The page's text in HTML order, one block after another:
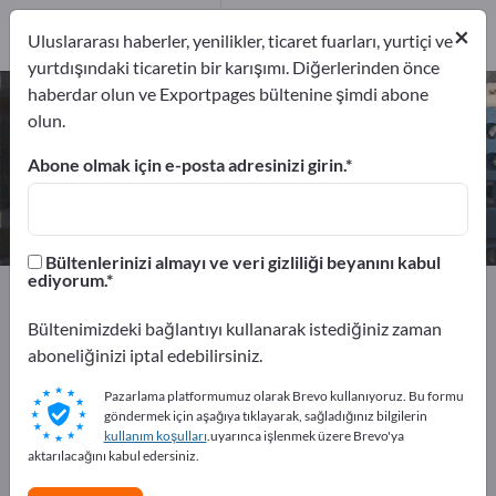
Orta gerilim anahtarlama sistemleri
Üreticiler1
Exportpages
Orta gerilim anahtarlama sistemleri
Exportpages'te ücretsiz reklam
verin!
İhtiyaçlar – Teklifler – İkinci El Ürünler – İş İletişim
×
Uluslararası haberler, yenilikler, ticaret fuarları, yurtiçi ve
yurtdışındaki ticaretin bir karışımı. Diğerlerinden önce
haberdar olun ve Exportpages bültenine şimdi abone
olun.
Abone olmak için e-posta adresinizi girin.
Bültenlerinizi almayı ve veri gizliliği beyanını kabul
ediyorum.
Bültenimizdeki bağlantıyı kullanarak istediğiniz zaman
aboneliğinizi iptal edebilirsiniz.
Pazarlama platformumuz olarak Brevo kullanıyoruz. Bu formu
göndermek için aşağıya tıklayarak, sağladığınız bilgilerin
kullanım koşulları.uyarınca işlenmek üzere Brevo'ya
aktarılacağını kabul edersiniz.